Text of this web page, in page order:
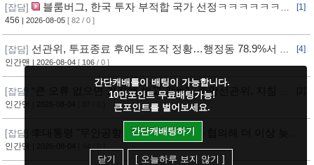
[잡담]
블룸버그, 한국 투자 부적합 국가 선정ㅋㅋㅋㅋㅋㅋㅋ
ㅋㅋㅋ
[1]
456 | 2026-08-05 [ 82 / 0 ]
[잡담] 선관위, 투표종료 후에도 조작 정황…행정동 78.9%서 오
차 발생
[4]
인간맨 | 2026-08-04 [ 106 / 0 ]
[잡담]
“큰 오류 없으면 가감해 보고 가능”...중앙선관위, 지침 정
황
인간맨
[잡담]
李대통령 "무안공항 재개항, 유가족과 협의해 더 이상 늦추
지 말아야"
인간맨
간단캐배틀이 배팅이 가능합니다.
10만포인트 무료배팅가능!
큰포인트를 벌어보세요.
간단캐배팅하기
닫기 [ 오늘하루 보지 않기 ]